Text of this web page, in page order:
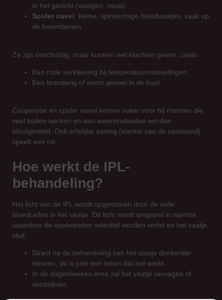
in het gezicht (wangen, neus).
Spider naevi: kleine, spinvormige bloedvaatjes, vaak op
de bovenbenen.
Ze zijn onschuldig, maar kunnen wel klachten geven, zoals:
Een rode verkleuring bij temperatuurswisselingen
Een branderig of warm gevoel in de huid.
Couperose en spider naevi komen vaker voor bij mensen die
veel buiten werken en aan weersinvloeden worden
blootgesteld. Ook erfelijke aanleg (sterkte van de vaatwand)
speelt een rol.
Hoe werkt de IPL-
behandeling?
Het licht van de IPL wordt opgenomen door de rode
bloedcellen in het vaatje. Dit licht wordt omgezet in warmte,
waardoor de vaatwanden selectief worden verhit en het vaatje
sluit.
Direct na de behandeling kan het vaatje donkerder
kleuren, dit is juist een teken dat het werkt.
In de dagen/weken erna zal het vaatje vervagen of
verdwijnen.